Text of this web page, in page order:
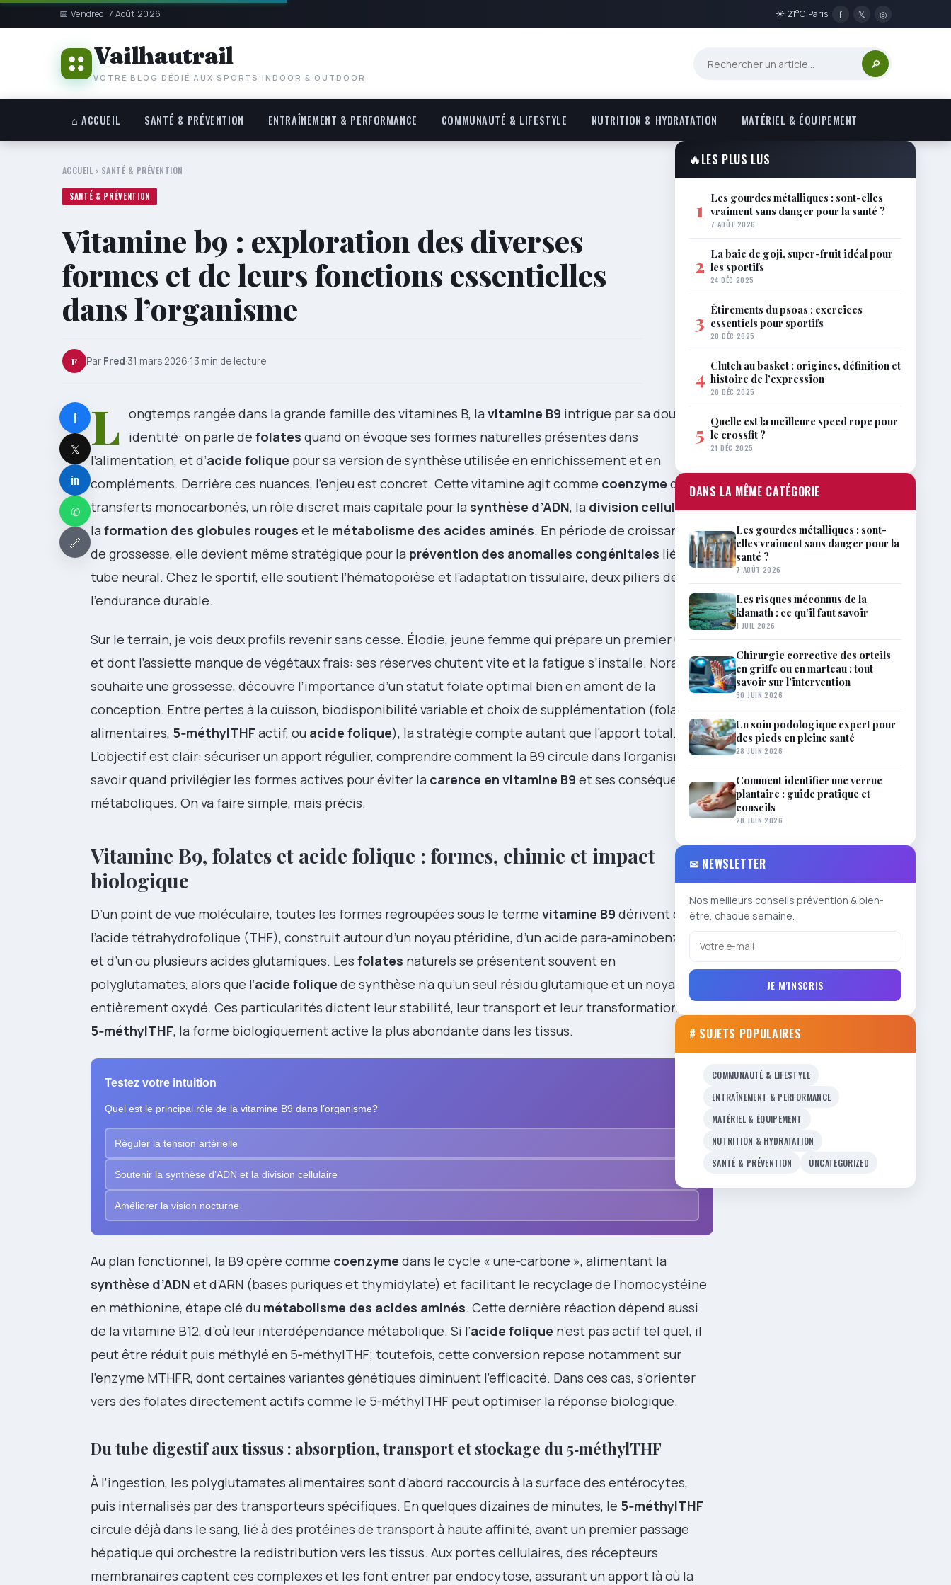
📅 Vendredi 7 Août 2026 ☀ 21°C Paris f 𝕏 ◎
Vailhautrail
VOTRE BLOG DÉDIÉ AUX SPORTS INDOOR & OUTDOOR
🔎
⌂ ACCUEIL SANTÉ & PRÉVENTION ENTRAÎNEMENT & PERFORMANCE COMMUNAUTÉ & LIFESTYLE NUTRITION & HYDRATATION MATÉRIEL & ÉQUIPEMENT
ACCUEIL › SANTÉ & PRÉVENTION
SANTÉ & PRÉVENTION
Vitamine b9 : exploration des diverses
formes et de leurs fonctions essentielles
dans l’organisme
F Par Fred·31 mars 2026·13 min de lecture
f
𝕏
in
✆
🔗
L ongtemps rangée dans la grande famille des vitamines B, la vitamine B9 intrigue par sa double
identité: on parle de folates quand on évoque ses formes naturelles présentes dans
l’alimentation, et d’acide folique pour sa version de synthèse utilisée en enrichissement et en
compléments. Derrière ces nuances, l’enjeu est concret. Cette vitamine agit comme coenzyme de
transferts monocarbonés, un rôle discret mais capitale pour la synthèse d’ADN, la division cellulaire,
la formation des globules rouges et le métabolisme des acides aminés. En période de croissance ou
de grossesse, elle devient même stratégique pour la prévention des anomalies congénitales liées au
tube neural. Chez le sportif, elle soutient l’hématopoïèse et l’adaptation tissulaire, deux piliers de
l’endurance durable.
Sur le terrain, je vois deux profils revenir sans cesse. Élodie, jeune femme qui prépare un premier ultra
et dont l’assiette manque de végétaux frais: ses réserves chutent vite et la fatigue s’installe. Nora, qui
souhaite une grossesse, découvre l’importance d’un statut folate optimal bien en amont de la
conception. Entre pertes à la cuisson, biodisponibilité variable et choix de supplémentation (folates
alimentaires, 5‑méthylTHF actif, ou acide folique), la stratégie compte autant que l’apport total.
L’objectif est clair: sécuriser un apport régulier, comprendre comment la B9 circule dans l’organisme, et
savoir quand privilégier les formes actives pour éviter la carence en vitamine B9 et ses conséquences
métaboliques. On va faire simple, mais précis.
Vitamine B9, folates et acide folique : formes, chimie et impact
biologique
D’un point de vue moléculaire, toutes les formes regroupées sous le terme vitamine B9 dérivent de
l’acide tétrahydrofolique (THF), construit autour d’un noyau ptéridine, d’un acide para‑aminobenzoïque
et d’un ou plusieurs acides glutamiques. Les folates naturels se présentent souvent en
polyglutamates, alors que l’acide folique de synthèse n’a qu’un seul résidu glutamique et un noyau
entièrement oxydé. Ces particularités dictent leur stabilité, leur transport et leur transformation en
5‑méthylTHF, la forme biologiquement active la plus abondante dans les tissus.
Testez votre intuition
Quel est le principal rôle de la vitamine B9 dans l’organisme?
Réguler la tension artérielle
Soutenir la synthèse d’ADN et la division cellulaire
Améliorer la vision nocturne
Au plan fonctionnel, la B9 opère comme coenzyme dans le cycle « une‑carbone », alimentant la
synthèse d’ADN et d’ARN (bases puriques et thymidylate) et facilitant le recyclage de l’homocystéine
en méthionine, étape clé du métabolisme des acides aminés. Cette dernière réaction dépend aussi
de la vitamine B12, d’où leur interdépendance métabolique. Si l’acide folique n’est pas actif tel quel, il
peut être réduit puis méthylé en 5‑méthylTHF; toutefois, cette conversion repose notamment sur
l’enzyme MTHFR, dont certaines variantes génétiques diminuent l’efficacité. Dans ces cas, s’orienter
vers des folates directement actifs comme le 5‑méthylTHF peut optimiser la réponse biologique.
Du tube digestif aux tissus : absorption, transport et stockage du 5‑méthylTHF
À l’ingestion, les polyglutamates alimentaires sont d’abord raccourcis à la surface des entérocytes,
puis internalisés par des transporteurs spécifiques. En quelques dizaines de minutes, le 5‑méthylTHF
circule déjà dans le sang, lié à des protéines de transport à haute affinité, avant un premier passage
hépatique qui orchestre la redistribution vers les tissus. Aux portes cellulaires, des récepteurs
membranaires captent ces complexes et les font entrer par endocytose, assurant un apport là où la
🔥LES PLUS LUS
1 Les gourdes métalliques : sont-elles
vraiment sans danger pour la santé ?
7 AOÛT 2026
2 La baie de goji, super-fruit idéal pour
les sportifs
24 DÉC 2025
3 Étirements du psoas : exercices
essentiels pour sportifs
20 DÉC 2025
4 Clutch au basket : origines, définition et
histoire de l’expression
20 DÉC 2025
5 Quelle est la meilleure speed rope pour
le crossfit ?
21 DÉC 2025
DANS LA MÊME CATÉGORIE
Les gourdes métalliques : sont-
elles vraiment sans danger pour la
santé ?
7 AOÛT 2026
Les risques méconnus de la
klamath : ce qu’il faut savoir
1 JUIL 2026
Chirurgie corrective des orteils
en griffe ou en marteau : tout
savoir sur l’intervention
30 JUIN 2026
Un soin podologique expert pour
des pieds en pleine santé
28 JUIN 2026
Comment identifier une verrue
plantaire : guide pratique et
conseils
28 JUIN 2026
✉ NEWSLETTER
Nos meilleurs conseils prévention & bien-
être, chaque semaine.
JE M'INSCRIS
# SUJETS POPULAIRES
COMMUNAUTÉ & LIFESTYLE
ENTRAÎNEMENT & PERFORMANCE
MATÉRIEL & ÉQUIPEMENT
NUTRITION & HYDRATATION
SANTÉ & PRÉVENTION
UNCATEGORIZED